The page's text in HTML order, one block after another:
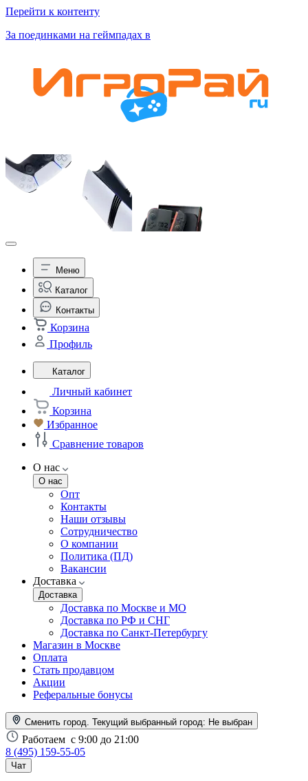
Перейти к контенту
За поединками на геймпадах в
Меню
Каталог
Контакты
Корзина
Профиль
Каталог
Личный кабинет
Корзина
Избранное
Сравнение товаров
О нас
О нас
Опт
Контакты
Наши отзывы
Сотрудничество
О компании
Политика (ПД)
Вакансии
Доставка
Доставка
Доставка по Москве и МО
Доставка по РФ и СНГ
Доставка по Санкт-Петербургу
Магазин в Москве
Оплата
Стать продавцом
Акции
Реферальные бонусы
Сменить город. Текущий выбранный город: Не выбран
Работаем с 9:00 до 21:00
8 (495) 159-55-05
Чат